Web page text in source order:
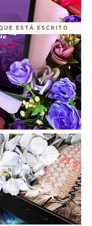
ESTÁ ESCRITO